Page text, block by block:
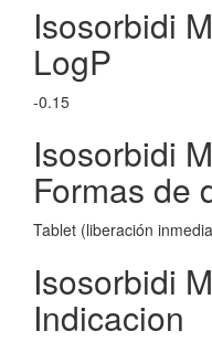
Isosorbidi
LogP
-0.15
Isosorbidi
Formas de
Tablet (liberación
Isosorbidi
Indicacion